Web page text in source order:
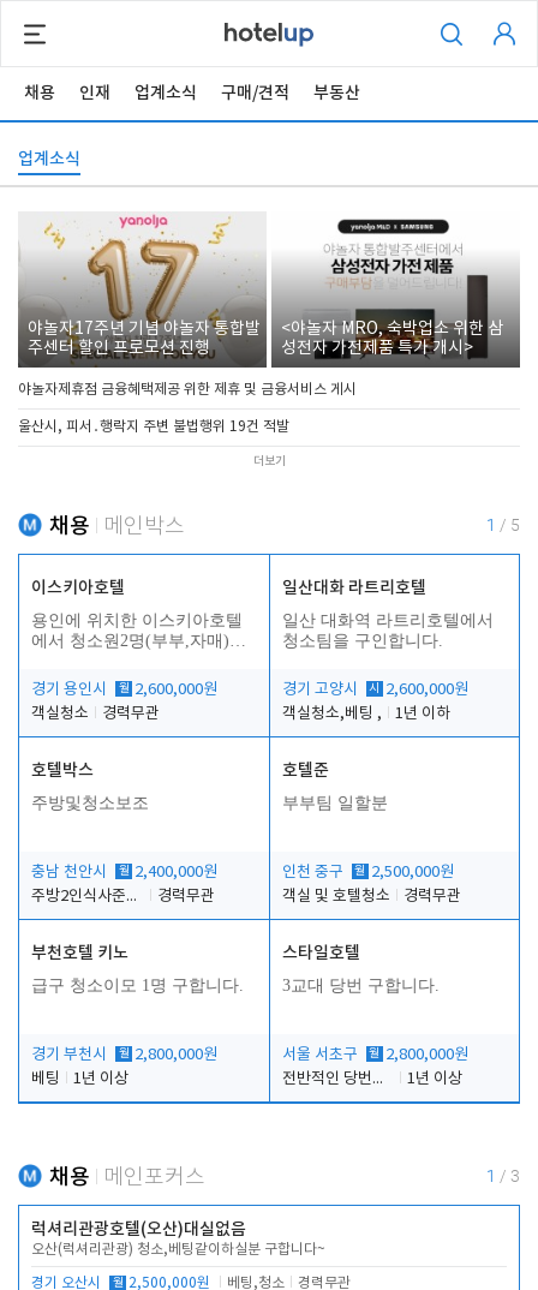
채용 인재 업계소식 구매/견적 부동산
업계소식
야놀자17주년 기념 야놀자 통합발
주센터 할인 프로모션 진행
<야놀자 MRO, 숙박업소 위한 삼
성전자 가전제품 특가 개시>
야놀자제휴점 금융혜택제공 위한 제휴 및 금융서비스 게시
울산시, 피서․행락지 주변 불법행위 19건 적발
더보기
채용 메인박스 1 / 5
이스키아호텔
용인에 위치한 이스키아호텔
에서 청소원2명(부부,자매)을
경기 용인시
월 2,600,000원
객실청소
경력무관
일산대화 라트리호텔
일산 대화역 라트리호텔에서
청소팀을 구인합니다.
경기 고양시 시
2,600,000원
객실청소,베팅 ,
1년 이하
호텔박스
주방및청소보조
충남 천안시 월 2,400,000원
주방2인식사준비및청소린렌보조
경력무관
호텔준
부부팀 일할분
인천 중구 월 2,500,000원
객실 및 호텔청소
경력무관
부천호텔 키노
급구 청소이모 1명 구합니다.
경기 부천시 월 2,800,000원
베팅
1년 이상
스타일호텔
3교대 당번 구합니다.
서울 서초구 월 2,800,000원
전반적인 당번업무
1년 이상
채용 메인포커스 1 / 3
럭셔리관광호텔(오산)대실없음
오산(럭셔리관광) 청소,베팅같이하실분 구합니다~
경기 오산시 월 2,500,000원 베팅,청소 경력무관